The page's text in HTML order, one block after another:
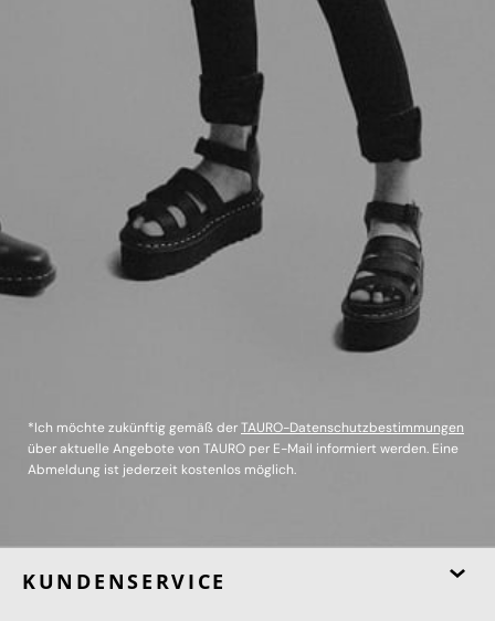
*Ich möchte zukünftig gemäß derTAURO-Datenschutzbestimmungen
über aktuelle Angebote von TAURO per E-Mail informiert werden. Eine
Abmeldung ist jederzeit kostenlos möglich.
KUNDENSERVICE